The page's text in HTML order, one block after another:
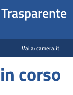
Vai a:camera.it
corso